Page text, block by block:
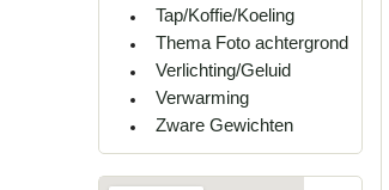
Tap/Koffie/Koeling
Thema Foto achtergrond
Verlichting/Geluid
Verwarming
Zware Gewichten